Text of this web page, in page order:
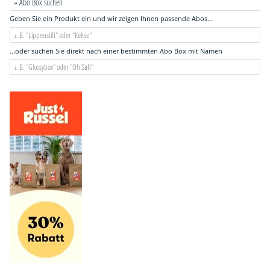
» Abo Box suchen
Geben Sie ein Produkt ein und wir zeigen Ihnen passende Abos...
...oder suchen Sie direkt nach einer bestimmten Abo Box mit Namen